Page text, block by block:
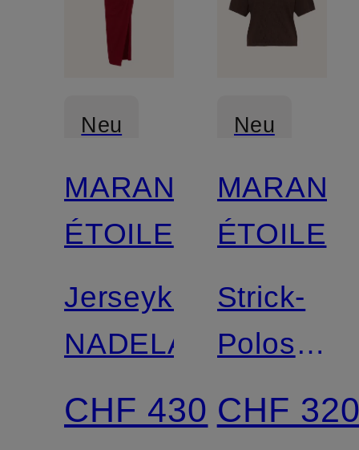
Neu
Zertifiziert
MARANT
ÉTOILE
Jerseykleid
NADELA
CHF 430
Neu
Zertifiziert
MARANT
ÉTOILE
Strick-
Poloshirt
ALTHEA
CHF